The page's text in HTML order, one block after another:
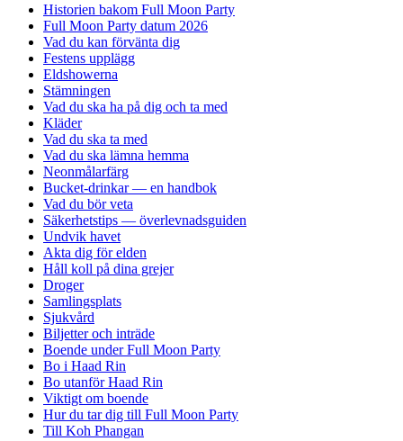
Historien bakom Full Moon Party
Full Moon Party datum 2026
Vad du kan förvänta dig
Festens upplägg
Eldshowerna
Stämningen
Vad du ska ha på dig och ta med
Kläder
Vad du ska ta med
Vad du ska lämna hemma
Neonmålarfärg
Bucket-drinkar — en handbok
Vad du bör veta
Säkerhetstips — överlevnadsguiden
Undvik havet
Akta dig för elden
Håll koll på dina grejer
Droger
Samlingsplats
Sjukvård
Biljetter och inträde
Boende under Full Moon Party
Bo i Haad Rin
Bo utanför Haad Rin
Viktigt om boende
Hur du tar dig till Full Moon Party
Till Koh Phangan